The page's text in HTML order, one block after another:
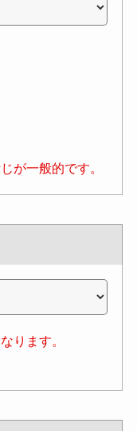
が一般的です。
ります。